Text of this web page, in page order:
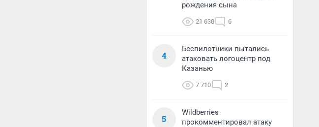
рождения сына
21 630 6
4
Беспилотники пытались
атаковать логоцентр под
Казанью
7 710 2
5
Wildberries
прокомментировал атаку